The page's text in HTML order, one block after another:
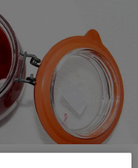
entfernen, die Konfitüre